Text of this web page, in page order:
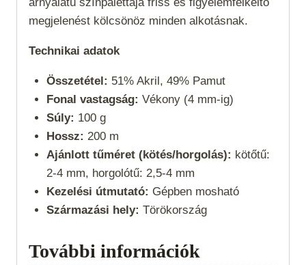
megjelenést kölcsönöz minden alkotásnak.
Technikai adatok
Összetétel: 51% Akril, 49% Pamut
Fonal vastagság: Vékony (4 mm-ig)
Súly: 100 g
Hossz: 200 m
Ajánlott tűméret (kötés/horgolás): kötőtű:
2-4 mm, horgolótű: 2,5-4 mm
Kezelési útmutató: Gépben mosható
Származási hely: Törökország
További információk